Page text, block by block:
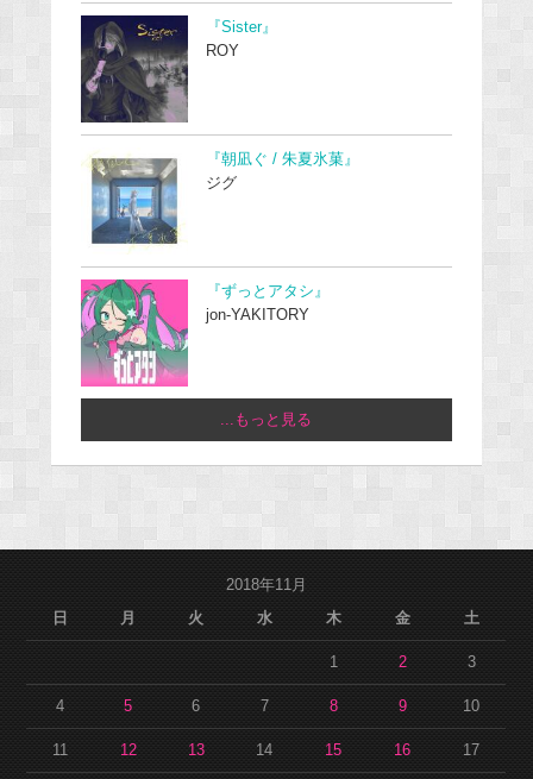
『Sister』
ROY
『朝凪ぐ / 朱夏氷菓』
ジグ
『ずっとアタシ』
jon-YAKITORY
...もっと見る
2018年11月
日
月 火 水 木 金 土
1 2 3
4 5 6 7 8 9 10
11 12 13 14 15 16 17